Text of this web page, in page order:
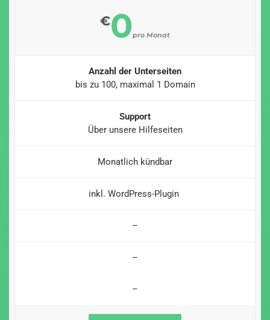
€0pro Monat
Anzahl der Unterseiten
bis zu 100, maximal 1 Domain
Support
Über unsere Hilfeseiten
Monatlich kündbar
inkl. WordPress-Plugin
–
–
–